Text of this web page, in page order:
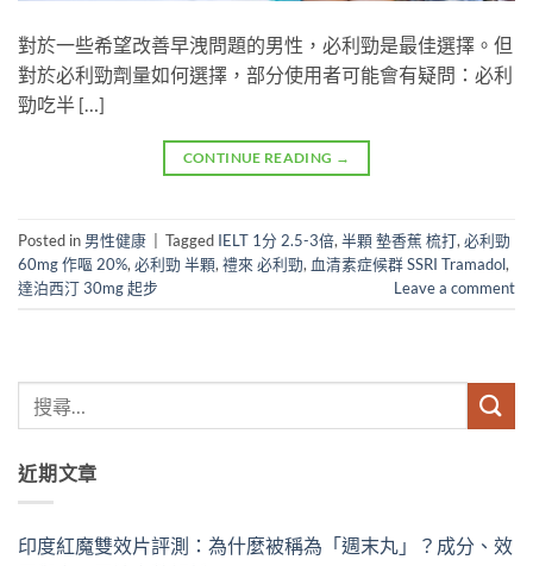
對於一些希望改善早洩問題的男性，必利勁是最佳選擇。但
對於必利勁劑量如何選擇，部分使用者可能會有疑問：必利
勁吃半 […]
CONTINUE READING →
Posted in 男性健康 Tagged IELT 1分 2.5-3倍, 半顆 墊香蕉 梳打, 必利勁
60mg 作嘔 20%, 必利勁 半顆, 禮來 必利勁, 血清素症候群 SSRI Tramadol,
達泊西汀 30mg 起步
Leave a comment
近期文章
印度紅魔雙效片評測：為什麼被稱為「週末丸」？成分、效